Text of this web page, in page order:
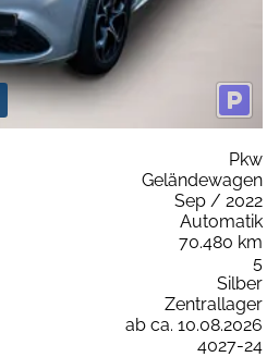
Pkw
Geländewagen
Sep / 2022
Automatik
70.480 km
5
Silber
Zentrallager
ab ca. 10.08.2026
4027-24